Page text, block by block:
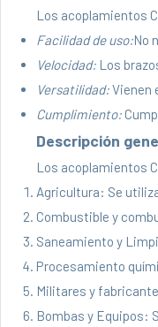
Los acoplamientos
Facilidad de uso:No
Velocidad: Los
Versatilidad:Vienen
Cumplimiento:
Descripción
Los acoplamientos
Agricultura: Se
Combustible y
Saneamiento y
Procesamiento
Militares y
Bombas y Equipos: